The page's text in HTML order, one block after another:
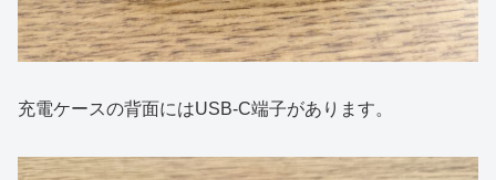
充電ケースの背面にはUSB-C端子があります。